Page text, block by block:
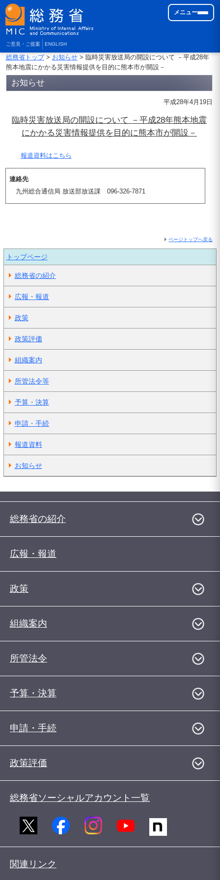
ご意見・ご提案 ENGLISH
メニュー
総務省トップ> お知らせ> 臨時災害放送局の開設について －平成28年
熊本地震にかかる災害情報提供を目的に熊本市が開設－
お知らせ
平成28年4月19日
臨時災害放送局の開設について －平成28年熊本地震
にかかる災害情報提供を目的に熊本市が開設－
報道資料はこちら
連絡先
九州総合通信局 放送部放送課 096-326-7871
ページトップへ戻る
トップページ
総務省の紹介
広報・報道
政策
政策評価
組織案内
所管法令等
予算・決算
申請・手続
報道資料
お知らせ
総務省の紹介
広報・報道
政策
組織案内
所管法令
予算・決算
申請・手続
政策評価
総務省ソーシャルアカウント一覧
関連リンク